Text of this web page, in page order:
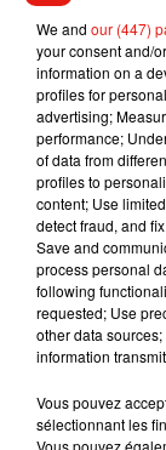
We and our (447)
your consent and/
information on a
profiles for
advertising;
performance;
of data from
profiles to
content; Use
detect fraud, and
Save and
process personal
following
requested; Use
other data
information
Vous pouvez
sélectionnant les
Vous pouvez